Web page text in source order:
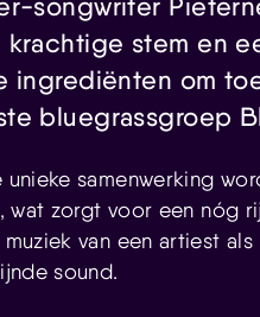
songwriter
krachtige stem en
ingrediënten om
bluegrassgroep
unieke samenwerking
wat zorgt voor een nóg
van een artiest als
sound.